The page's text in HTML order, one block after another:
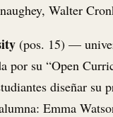
Walter
(pos. 15) —
por su “Open
diseñar su
Emma